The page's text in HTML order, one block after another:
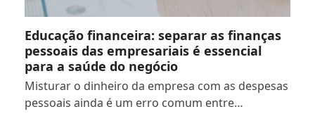
Educação financeira: separar as finanças
pessoais das empresariais é essencial
para a saúde do negócio
Misturar o dinheiro da empresa com as despesas
pessoais ainda é um erro comum entre…